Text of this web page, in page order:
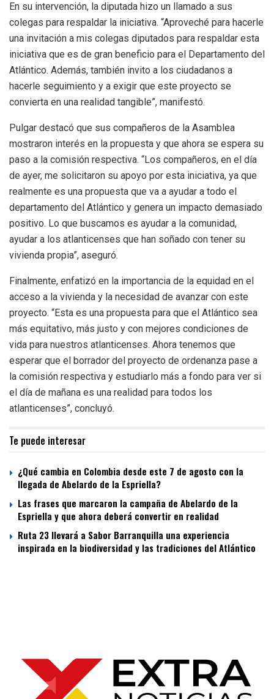
En su intervención, la diputada hizo un llamado a sus
colegas para respaldar la iniciativa. “Aproveché para hacerle
una invitación a mis colegas diputados para respaldar esta
iniciativa que es de gran beneficio para el Departamento del
Atlántico. Además, también invito a los ciudadanos a
hacerle seguimiento y a exigir que este proyecto se
convierta en una realidad tangible”, manifestó.
Pulgar destacó que sus compañeros de la Asamblea
mostraron interés en la propuesta y que ahora se espera su
paso a la comisión respectiva. “Los compañeros, en el día
de ayer, me solicitaron su apoyo por esta iniciativa, ya que
realmente es una propuesta que va a ayudar a todo el
departamento del Atlántico y genera un impacto demasiado
positivo. Lo que buscamos es ayudar a la comunidad,
ayudar a los atlanticenses que han soñado con tener su
vivienda propia”, aseguró.
Finalmente, enfatizó en la importancia de la equidad en el
acceso a la vivienda y la necesidad de avanzar con este
proyecto. “Esta es una propuesta para que el Atlántico sea
más equitativo, más justo y con mejores condiciones de
vida para nuestros atlanticenses. Ahora tenemos que
esperar que el borrador del proyecto de ordenanza pase a
la comisión respectiva y estudiarlo más a fondo para ver si
el día de mañana es una realidad para todos los
atlanticenses”, concluyó.
Te puede interesar
¿Qué cambia en Colombia desde este 7 de agosto con la
llegada de Abelardo de la Espriella?
Las frases que marcaron la campaña de Abelardo de la
Espriella y que ahora deberá convertir en realidad
Ruta 23 llevará a Sabor Barranquilla una experiencia
inspirada en la biodiversidad y las tradiciones del Atlántico